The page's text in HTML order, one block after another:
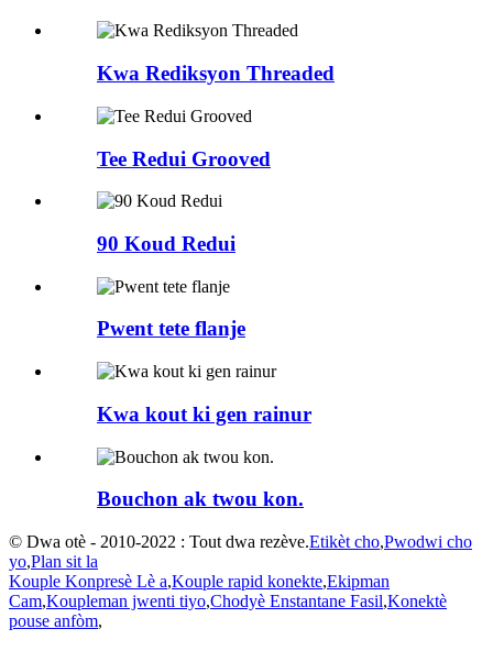
Kwa Rediksyon Threaded
Tee Redui Grooved
90 Koud Redui
Pwent tete flanje
Kwa kout ki gen rainur
Bouchon ak twou kon.
© Dwa otè - 2010-2022 : Tout dwa rezève.Etikèt cho,Pwodwi cho
yo,Plan sit la
Kouple Konpresè Lè a,Kouple rapid konekte,Ekipman
Cam,Koupleman jwenti tiyo,Chodyè Enstantane Fasil,Konektè
pouse anfòm,